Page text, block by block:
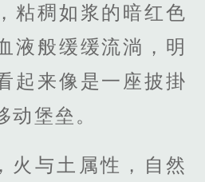
粘稠如浆的暗红色
液般缓缓流淌，明
起来像是一座披掛
动堡垒。
火与土属性，自然